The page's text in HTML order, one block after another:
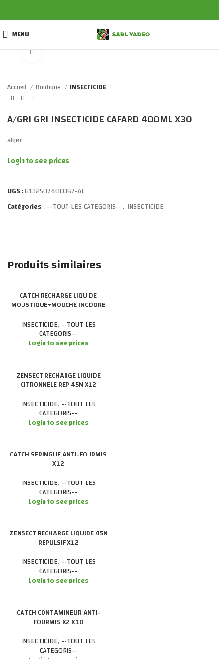
MENU
Click to enlarge
Accueil Boutique INSECTICIDE
A/GRI GRI INSECTICIDE CAFARD 400ML X30
alger
Login to see prices
UGS :6132507400367-AL
Catégories :--TOUT LES CATEGORIS--, INSECTICIDE
Produits similaires
CATCH RECHARGE LIQUIDE
MOUSTIQUE+MOUCHE INODORE
INSECTICIDE, --TOUT LES
CATEGORIS--
Login to see prices
ZENSECT RECHARGE LIQUIDE
CITRONNELE REP 45N X12
INSECTICIDE, --TOUT LES
CATEGORIS--
Login to see prices
CATCH SERINGUE ANTI-FOURMIS
X12
INSECTICIDE, --TOUT LES
CATEGORIS--
Login to see prices
ZENSECT RECHARGE LIQUIDE 45N
REPULSIF X12
INSECTICIDE, --TOUT LES
CATEGORIS--
Login to see prices
CATCH CONTAMINEUR ANTI-
FOURMIS X2 X10
INSECTICIDE, --TOUT LES
CATEGORIS--